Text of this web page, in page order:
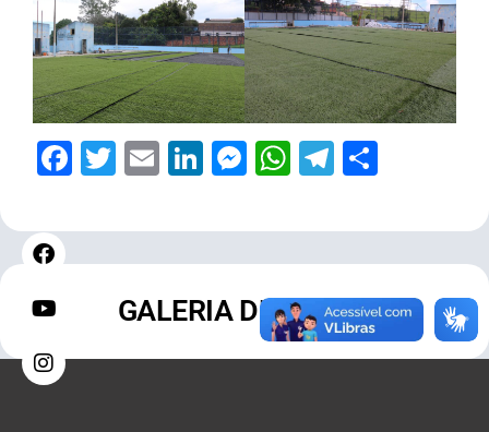
Facebook
Twitter
EmailLinkedIn
Messenger
WhatsApp
Telegram
GALERIA DE FOTOS